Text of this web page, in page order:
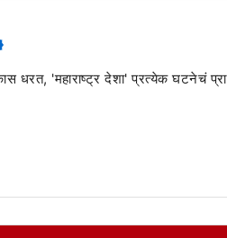
धरत, 'महाराष्ट्र देशा' प्रत्येक घटनेचं